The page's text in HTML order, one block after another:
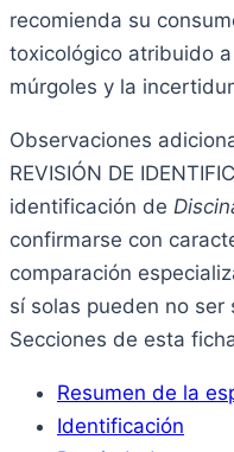
recomienda su
toxicológico atribuido
múrgoles y la
Observaciones
REVISIÓN DE
identificación de
confirmarse con
comparación
sí solas pueden no ser
Secciones de esta
Resumen de la
Identificación